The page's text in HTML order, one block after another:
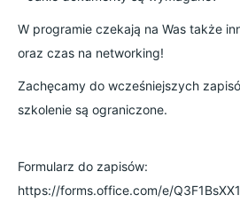
W programie czekają na Was także
oraz czas na networking!
Zachęcamy do wcześniejszych
szkolenie są ograniczone.
Formularz do zapisów:
https://forms.office.com/e/